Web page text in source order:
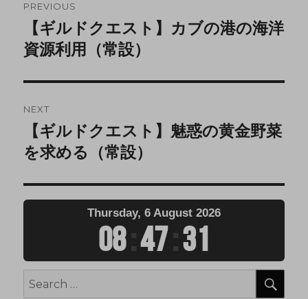
PREVIOUS
【ギルドクエスト】カブの港の海洋
資源利用（常設）
NEXT
【ギルドクエスト】魅惑の黄金野菜
を求める（常設）
Thursday, 6 August 2026
08:47:31